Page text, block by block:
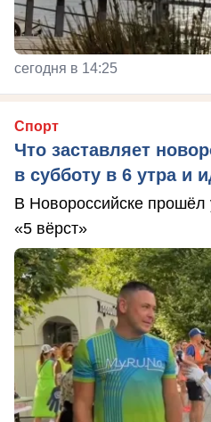
сегодня в 14:25
Спорт
Что заставляет
в субботу в 6 утра и
В Новороссийске прошёл
«5 вёрст»